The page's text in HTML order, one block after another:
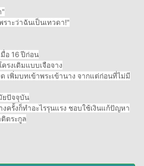
"
ราะว่าฉันเป็นเทวดา!"
มื่อ 16 ปีก่อน
ครงเดิมแบบเจือจาง
เพิ่มบทเข้าพระเข้านาง จากแต่ก่อนที่ไม่มี
ยปัจจุบัน
งครั้งก็ทำอะไรรุนแรง ชอบใช้เงินแก้ปัญหา
ตระกูล